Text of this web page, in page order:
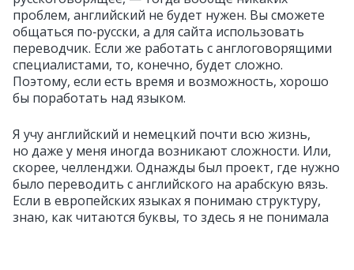
проблем, английский не будет нужен. Вы сможете
общаться по‑русски, а для сайта использовать
переводчик. Если же работать с англоговорящими
специалистами, то, конечно, будет сложно.
Поэтому, если есть время и возможность, хорошо
бы поработать над языком.
Я учу английский и немецкий почти всю жизнь,
но даже у меня иногда возникают сложности. Или,
скорее, челленджи. Однажды был проект, где нужно
было переводить с английского на арабскую вязь.
Если в европейских языках я понимаю структуру,
знаю, как читаются буквы, то здесь я не понимала